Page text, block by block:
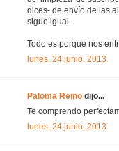
dices- de envío de las
sigue igual.
Todo es porque nos
lunes, 24 junio, 2013
Paloma Reino dijo...
Te comprendo
lunes, 24 junio, 2013